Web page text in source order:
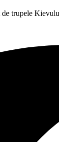
de trupele